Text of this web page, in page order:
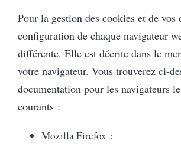
Pour la gestion des cookies et de vos
configuration de chaque navigateur
différente. Elle est décrite dans le
votre navigateur. Vous trouverez ci-
documentation pour les navigateurs
courants :
Mozilla Firefox :